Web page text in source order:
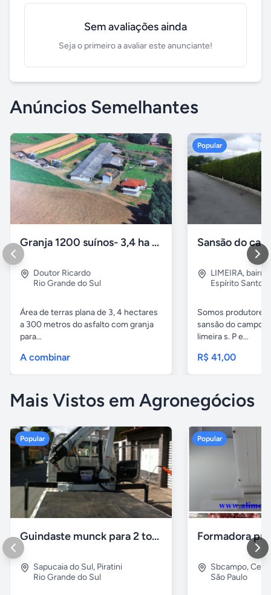
Sem avaliações ainda
Seja o primeiro a avaliar este anunciante!
Anúncios Semelhantes
Granja 1200 suínos- 3,4 ha Doutor Ricardo/RS
Doutor Ricardo
Rio Grande do Sul
Área de terras plana de 3, 4 hectares
a 300 metros do asfalto com granja
para...
A combinar
Popular
LIMEIRA,
Espírito Santo
Somos produtores
sansão do campo
limeira s. P e...
R$ 41,00
Mais Vistos em Agronegócios
Popular
Guindaste munck para 2 toneladas
Sapucaia do Sul, Piratini
Rio Grande do Sul
Popular
Sbcampo,
São Paulo